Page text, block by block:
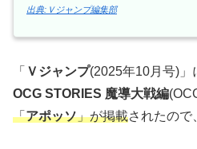
出典:Ｖジャンプ編集部
「 Ｖジャンプ(2025年10月号)」
OCG STORIES 魔導大戦編
「アポッソ」が掲載されたので